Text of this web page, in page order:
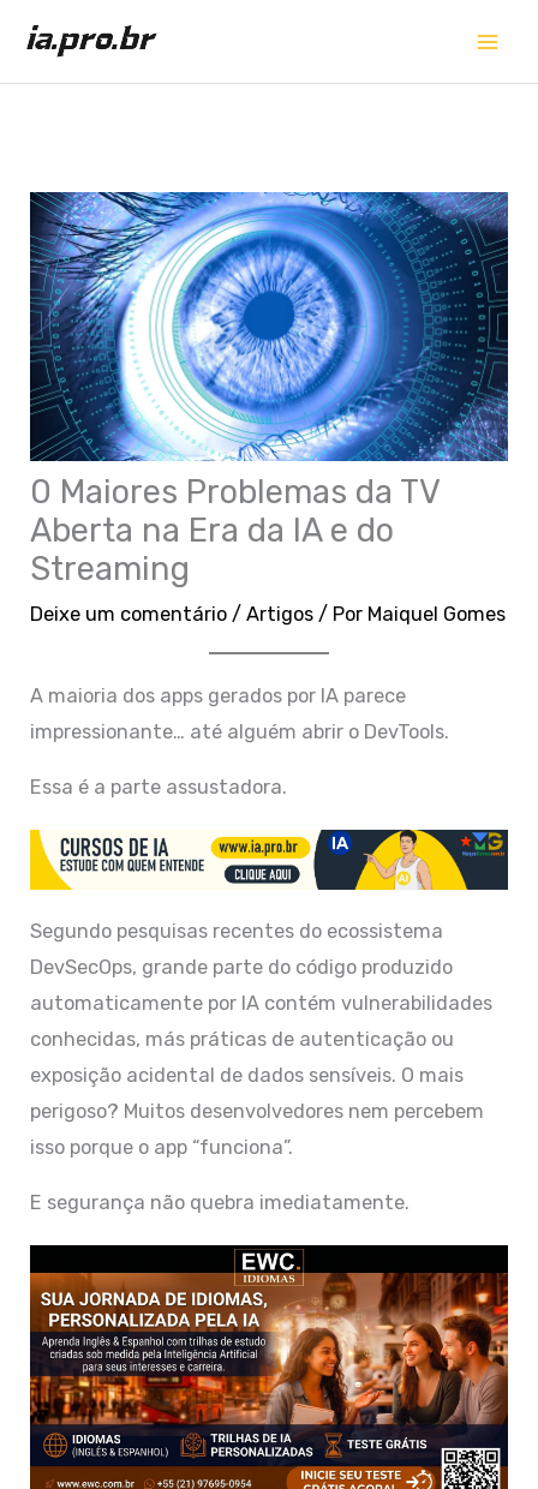
para
o
0 Maiores Problemas da TV
Aberta na Era da IA e do
Streaming
Deixe um comentário /Artigos / Por Maiquel Gomes
A maioria dos apps gerados por IA parece
impressionante… até alguém abrir o DevTools.
Essa é a parte assustadora.
Segundo pesquisas recentes do ecossistema
DevSecOps, grande parte do código produzido
automaticamente por IA contém vulnerabilidades
conhecidas, más práticas de autenticação ou
exposição acidental de dados sensíveis. O mais
perigoso? Muitos desenvolvedores nem percebem
isso porque o app “funciona”.
E segurança não quebra imediatamente.